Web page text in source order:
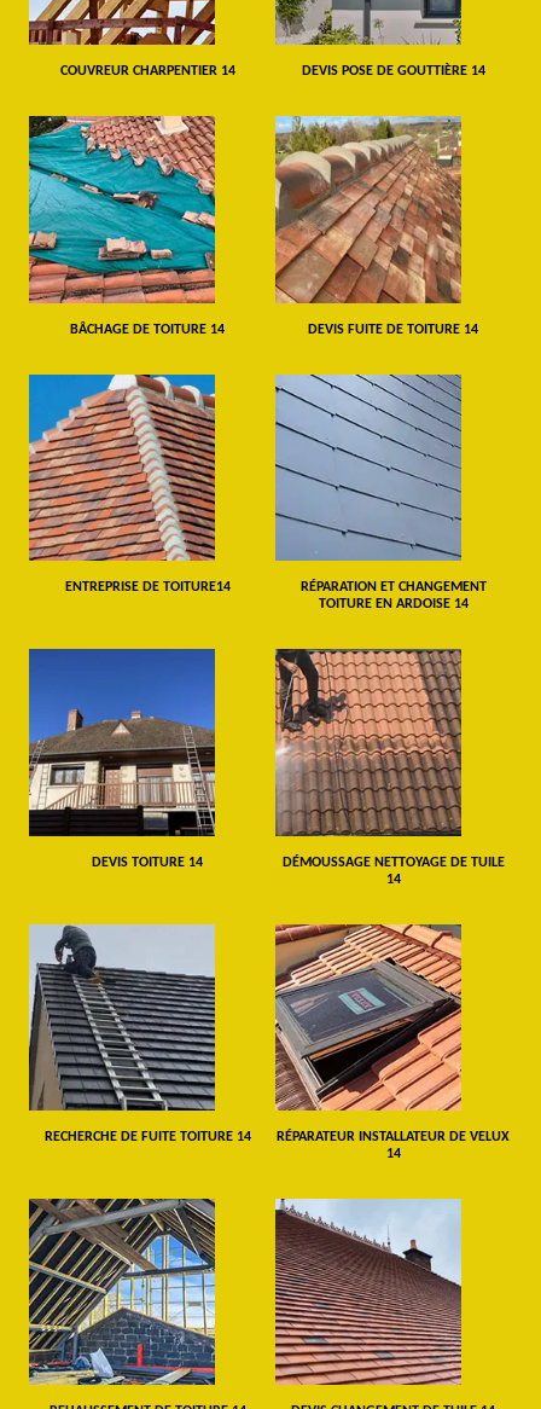
COUVREUR CHARPENTIER 14 DEVIS POSE DE GOUTTIÈRE 14
BÂCHAGE DE TOITURE 14 DEVIS FUITE DE TOITURE 14
ENTREPRISE DE TOITURE14
RÉPARATION ET CHANGEMENT
TOITURE EN ARDOISE 14
DEVIS TOITURE 14
DÉMOUSSAGE NETTOYAGE DE TUILE
14
RECHERCHE DE FUITE TOITURE 14
RÉPARATEUR INSTALLATEUR DE VELUX
14